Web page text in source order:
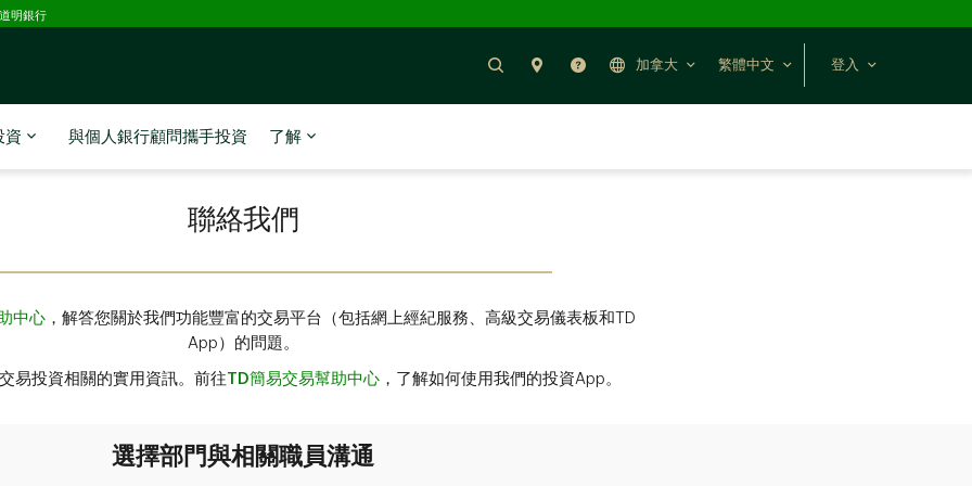
明銀行
搜尋 聯絡我們幫助 加拿大 繁體中文 登入
資 與個人銀行顧問攜手投資 了解
聯絡我們
中心 ，解答您關於我們功能豐富的交易平台（包括網上經紀服務、高級交易儀表板和TD
App）的問題。
易投資相關的實用資訊。前往TD簡易交易幫助中心 ，了解如何使用我們的投資App。
選擇部門與相關職員溝通